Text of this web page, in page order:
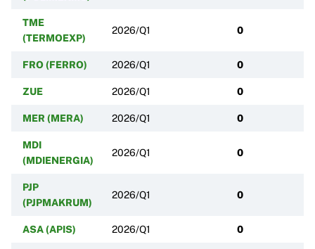
TME
(TERMOEXP)
2026/Q1 0
FRO (FERRO) 2026/Q1 0
ZUE 2026/Q1 0
MER (MERA) 2026/Q1 0
MDI
(MDIENERGIA)
2026/Q1 0
PJP
(PJPMAKRUM)
2026/Q1 0
ASA (APIS) 2026/Q1 0